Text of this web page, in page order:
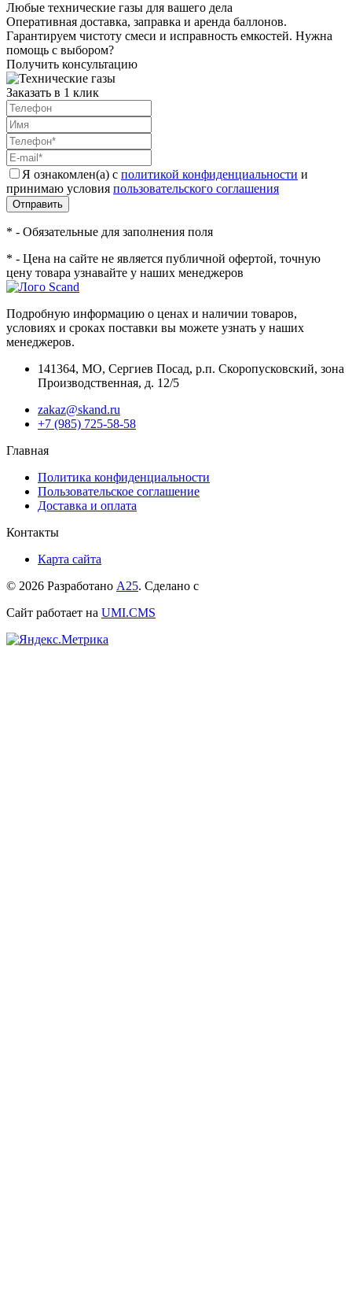
Любые технические газы для вашего дела
Оперативная доставка, заправка и аренда баллонов.
Гарантируем чистоту смеси и исправность емкостей. Нужна
помощь с выбором?
Получить консультацию
Заказать в 1 клик
Я ознакомлен(а) с политикой конфиденциальности и
принимаю условия пользовательского соглашения
Отправить
* - Обязательные для заполнения поля
* - Цена на сайте не является публичной офертой, точную
цену товара узнавайте у наших менеджеров
Подробную информацию о ценах и наличии товаров,
условиях и сроках поставки вы можете узнать у наших
менеджеров.
141364, МО, Сергиев Посад, р.п. Скоропусковский, зона
Производственная, д. 12/5
zakaz@skand.ru
+7 (985) 725-58-58
Главная
Политика конфиденциальности
Пользовательское соглашение
Доставка и оплата
Контакты
Карта сайта
© 2026 Разработано А25. Сделано с
Сайт работает на UMI.CMS